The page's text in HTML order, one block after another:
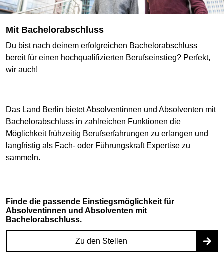
Mit Bachelorabschluss
Du bist nach deinem erfolgreichen Bachelorabschluss
bereit für einen hochqualifizierten Berufseinstieg? Perfekt,
wir auch!
Das Land Berlin bietet Absolventinnen und Absolventen mit
Bachelorabschluss in zahlreichen Funktionen die
Möglichkeit frühzeitig Berufserfahrungen zu erlangen und
langfristig als Fach- oder Führungskraft Expertise zu
sammeln.
Finde die passende Einstiegsmöglichkeit für
Absolventinnen und Absolventen mit
Bachelorabschluss.
Zu den Stellen